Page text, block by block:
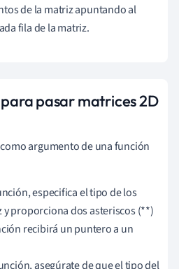
de la matriz apuntando al
fila de la matriz.
pasar matrices 2D
argumento de una función
especifica el tipo de los
y proporciona dos asteriscos (**)
recibirá un puntero a un
asegúrate de que el tipo del